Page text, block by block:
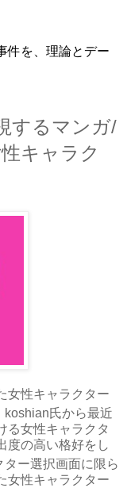
件を、理論とデー
するマンガ/
キャラク
女性キャラクター
koshian氏から最近
る女性キャラクタ
度の高い格好をし
ター選択画面に限ら
女性キャラクター